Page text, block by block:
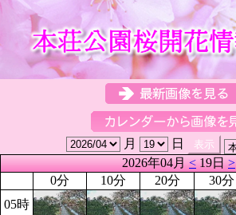
月
日
2026年04月<19日>
0分
10分 20分 30分
05時